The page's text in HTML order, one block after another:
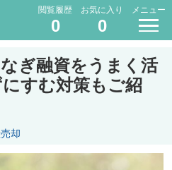
閲覧履歴
0
お気に入り
0
メニュー
ぎ融資をうまく活
すむ対策もご紹
却